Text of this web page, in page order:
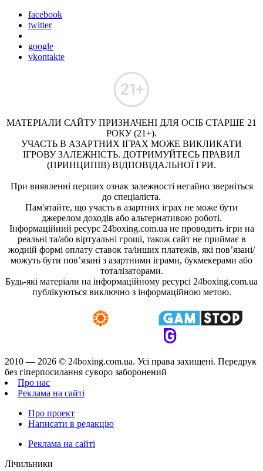
facebook
twitter
google
vkontakte
МАТЕРІАЛИ САЙТУ ПРИЗНАЧЕНІ ДЛЯ ОСІБ СТАРШЕ 21
РОКУ (21+).
УЧАСТЬ В АЗАРТНИХ ІГРАХ МОЖЕ ВИКЛИКАТИ
ІГРОВУ ЗАЛЕЖНІСТЬ. ДОТРИМУЙТЕСЬ ПРАВИЛ
(ПРИНЦИПІВ) ВІДПОВІДАЛЬНОЇ ГРИ.
При виявленні перших ознак залежності негайно зверніться
до спеціаліста.
Пам'ятайте, що участь в азартних іграх не може бути
джерелом доходів або альтернативою роботі.
Інформаційний ресурс 24boxing.com.ua не проводить ігри на
реальні та/або віртуальні гроші, також сайт не приймає в
жодній формі оплату ставок та/інших платежів, які пов’язані/
можуть бути пов’язані з азартними іграми, букмекерами або
тоталізаторами.
Будь-які матеріали на інформаційному ресурсі 24boxing.com.ua
публікуються виключно з інформаційною метою.
2010 — 2026 © 24boxing.com.ua. Усi права захищенi. Передрук
без гіперпосилання суворо заборонений
Про нас
Реклама на сайті
Про проект
Написати в редакцію
Реклама на сайті
Лічильники